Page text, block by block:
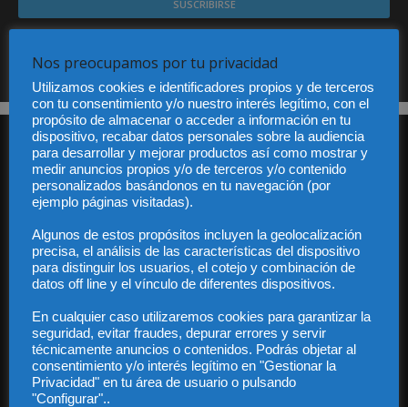
S.L. y no será cedido a un tercero en ningún caso.
Audiencia y Publicidad
Quiénes somos
Legal
Privacidad
Contacto
Guía Colaboradores
Contáctanos:info@diariojuridico.com
Nos preocupamos por tu privacidad
Utilizamos cookies e identificadores propios y de terceros
con tu consentimiento y/o nuestro interés legítimo, con el
propósito de almacenar o acceder a información en tu
dispositivo, recabar datos personales sobre la audiencia
para desarrollar y mejorar productos así como mostrar y
medir anuncios propios y/o de terceros y/o contenido
personalizados basándonos en tu navegación (por
ejemplo páginas visitadas).
Algunos de estos propósitos incluyen la geolocalización
precisa, el análisis de las características del dispositivo
para distinguir los usuarios, el cotejo y combinación de
datos off line y el vínculo de diferentes dispositivos.
En cualquier caso utilizaremos cookies para garantizar la
seguridad, evitar fraudes, depurar errores y servir
técnicamente anuncios o contenidos. Podrás objetar al
consentimiento y/o interés legítimo en "Gestionar la
Privacidad" en tu área de usuario o pulsando
"Configurar"..